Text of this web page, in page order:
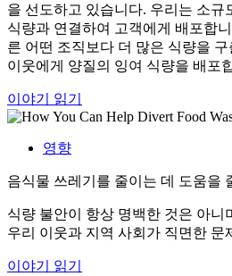
을 선도하고 있습니다. 우리는 소규
식량과 연결하여 고객에게 배포합
른 어떤 조직보다 더 많은 식량을
이웃에게 양질의 잉여 식량을 배포
이야기 읽기
영향
음식물 쓰레기를 줄이는 데 도움을
식량 불안이 항상 명백한 것은 아니
우리 이웃과 지역 사회가 직면한
이야기 읽기